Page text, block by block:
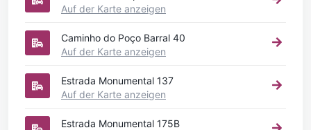
Auf der Karte anzeigen
Caminho do Poço Barral 40
Auf der Karte anzeigen
Estrada Monumental 137
Auf der Karte anzeigen
Estrada Monumental 175B